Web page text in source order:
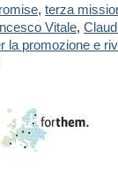
, terza
Vitale,
la promozione e